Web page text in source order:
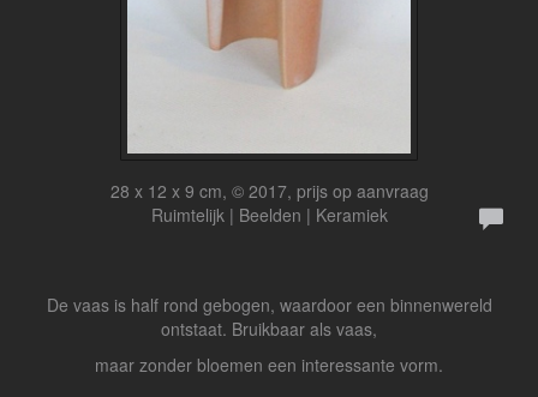
28 x 12 x 9 cm, © 2017, prijs op aanvraag
Ruimtelijk | Beelden | Keramiek
De vaas is half rond gebogen, waardoor een binnenwereld
ontstaat. Bruikbaar als vaas,
maar zonder bloemen een interessante vorm.